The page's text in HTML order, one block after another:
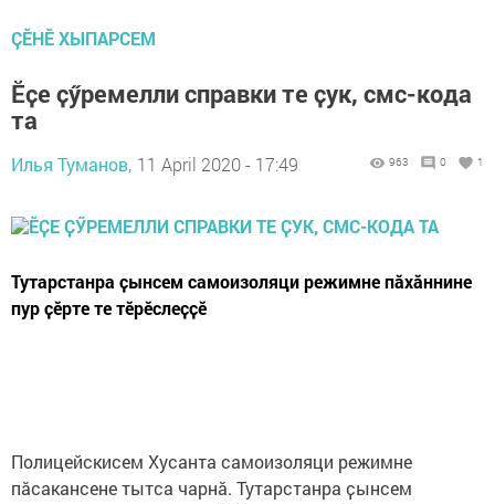
ÇӖНӖ ХЫПАРСЕМ
Ӗҫе ҫӳремелли справки те ҫук, смс-кода
та
Илья Туманов, 11 April 2020 - 17:49 963 0 1
Тутарстанра ҫынсем самоизоляци режимне пӑхӑннине
пур ҫӗрте те тӗрӗслеҫҫӗ
Полицейскисем Хусанта самоизоляци режимне
пӑсакансене тытса чарнӑ. Тутарстанра ҫынсем